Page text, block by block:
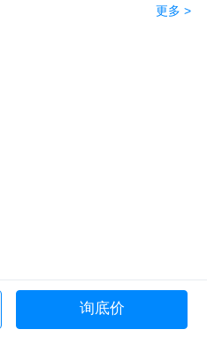
更多 >
询底价